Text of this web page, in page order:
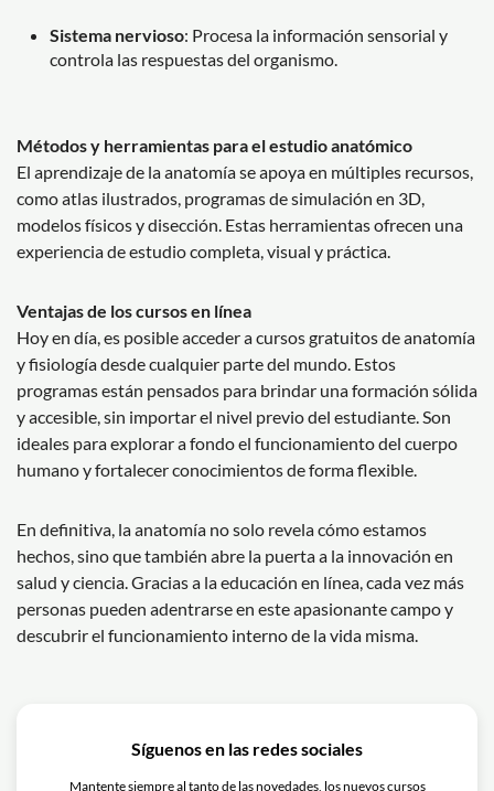
Sistema nervioso: Procesa la información sensorial y
controla las respuestas del organismo.
Métodos y herramientas para el estudio anatómico
El aprendizaje de la anatomía se apoya en múltiples recursos,
como atlas ilustrados, programas de simulación en 3D,
modelos físicos y disección. Estas herramientas ofrecen una
experiencia de estudio completa, visual y práctica.
Ventajas de los cursos en línea
Hoy en día, es posible acceder a cursos gratuitos de anatomía
y fisiología desde cualquier parte del mundo. Estos
programas están pensados para brindar una formación sólida
y accesible, sin importar el nivel previo del estudiante. Son
ideales para explorar a fondo el funcionamiento del cuerpo
humano y fortalecer conocimientos de forma flexible.
En definitiva, la anatomía no solo revela cómo estamos
hechos, sino que también abre la puerta a la innovación en
salud y ciencia. Gracias a la educación en línea, cada vez más
personas pueden adentrarse en este apasionante campo y
descubrir el funcionamiento interno de la vida misma.
Síguenos en las redes sociales
Mantente siempre al tanto de las novedades, los nuevos cursos